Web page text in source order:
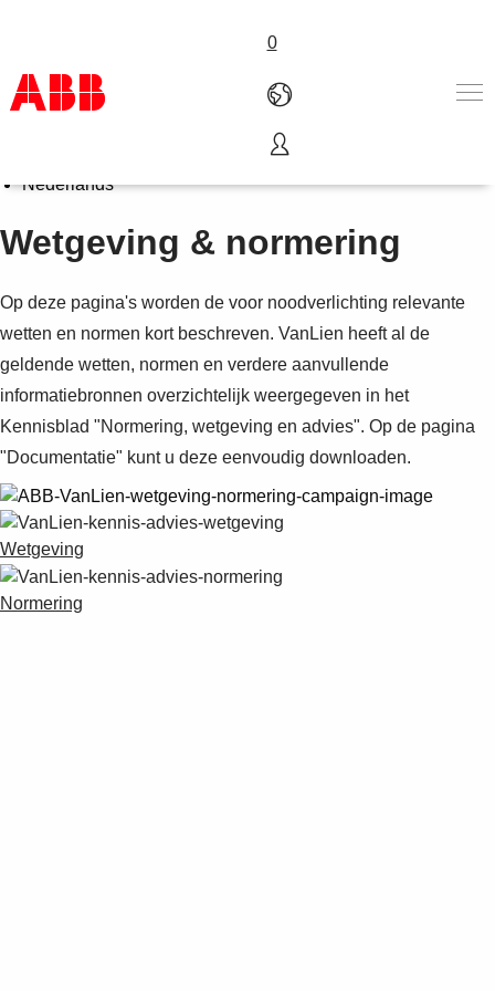
0
Products & Solutions
Services
About us
Verkoopkanalen
Nederlands
Wetgeving & normering
Op deze pagina's worden de voor noodverlichting relevante
wetten en normen kort beschreven. VanLien heeft al de
geldende wetten, normen en verdere aanvullende
informatiebronnen overzichtelijk weergegeven in het
Kennisblad "Normering, wetgeving en advies". Op de pagina
"Documentatie" kunt u deze eenvoudig downloaden.
Wetgeving
Normering